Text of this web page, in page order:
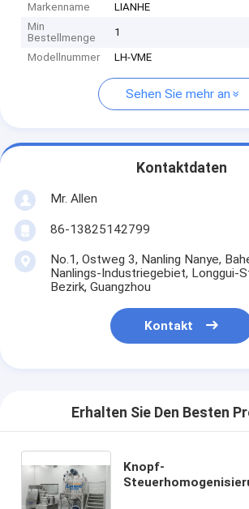
Markenname
LIANHE
Min
Bestellmenge
1
Modellnummer LH-VME
Sehen Sie mehr an
Kontaktdaten
Mr. Allen
86-13825142799
No.1, Ostweg 3, Nanling Nanye,
Nanlings-Industriegebiet, Longgui-
Bezirk, Guangzhou
Kontakt
Erhalten Sie Den Besten
Knopf-